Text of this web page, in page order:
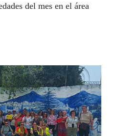
del mes en el área